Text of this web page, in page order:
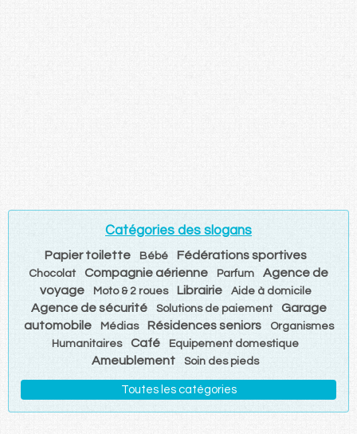
Catégories des slogans
Papier toilette Bébé Fédérations sportives
Chocolat Compagnie aérienne Parfum
Agence de
voyage
Moto & 2 roues Librairie Aide à domicile
Agence de sécurité Solutions de paiement
Garage
automobile
Médias Résidences seniors
Organismes
Humanitaires
Café Equipement domestique
Ameublement Soin des pieds
Toutes les catégories